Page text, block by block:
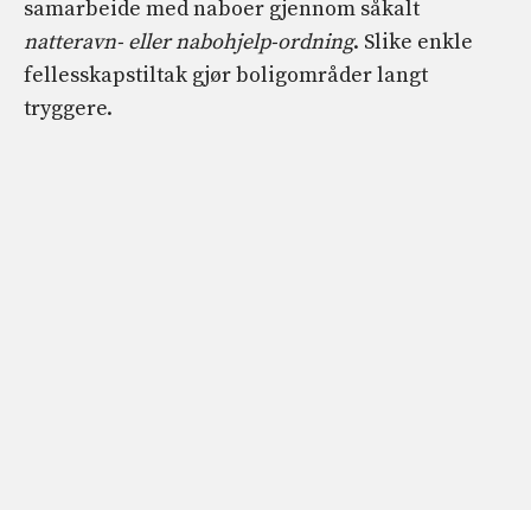
samarbeide med naboer gjennom såkalt
natteravn- eller nabohjelp-ordning. Slike enkle
fellesskapstiltak gjør boligområder langt
tryggere.